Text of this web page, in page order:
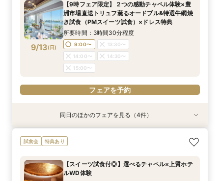
9/12(土)
9:00〜
13:30〜
14:00〜
14:30〜
15:00〜
フェアを予約
9/12(土)
9:00〜
13:30〜
14:00〜
14:30〜
15:00〜
フェアを予約
9/12(土)
9:00〜 14:00〜
フェアを予約
9/12(土)
9:00〜 14:00〜
フェアを予約
9/13(日)
【9時フェア限定】２つの感動チャペル体験×豊
洲市場直送トリュフ薫るオードブル&特選牛網焼
き試食（PMスイーツ試食）×ドレス特典
所要時間：3時間30分程度
9:00〜
13:30〜
14:00〜
14:30〜
15:00〜
フェアを予約
【見積り徹底比較！】 感動チャペル体験×安心◎
お見積り相談会
9:00〜
【ドレス特典◎】感動チャペル＆本番直前コー
ディネート体験
9:00〜
特典あり
初見特典有◎【安心！初めてを応援】豪華無料試
食×ホテルWDまるっと体験
9:00〜
特典あり
【6名から25名に◎】 絶景を楽しめる少人数
WD×豪華試食会
9:00〜
同日のほかのフェアを見る（4件）
試食会 特典あり
【スイーツ試食付◎】選べるチャペル×上質ホテ
ルWD体験